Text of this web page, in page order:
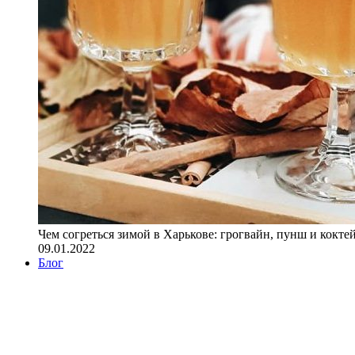
Чем согреться зимой в Харькове: грогвайн, пунш и
09.01.2022
Блог